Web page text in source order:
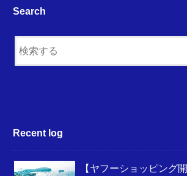
Search
Recent log
【ヤフーショッピング